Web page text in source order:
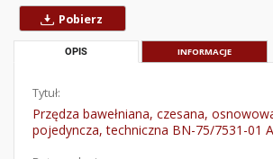
Pobierz
OPIS INFORMACJE
Tytuł:
Przędza bawełniana, czesana,
pojedyncza, techniczna BN-75/7531-01